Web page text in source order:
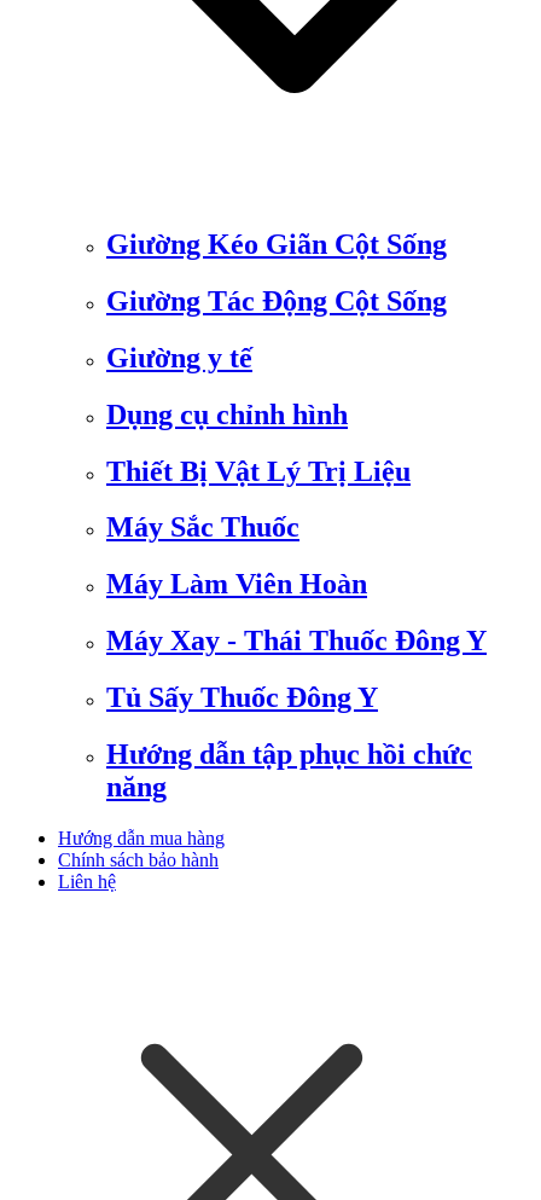
Giường Kéo Giãn Cột Sống
Giường Tác Động Cột Sống
Giường y tế
Dụng cụ chỉnh hình
Thiết Bị Vật Lý Trị Liệu
Máy Sắc Thuốc
Máy Làm Viên Hoàn
Máy Xay - Thái Thuốc Đông Y
Tủ Sấy Thuốc Đông Y
Hướng dẫn tập phục hồi chức
năng
Hướng dẫn mua hàng
Chính sách bảo hành
Liên hệ